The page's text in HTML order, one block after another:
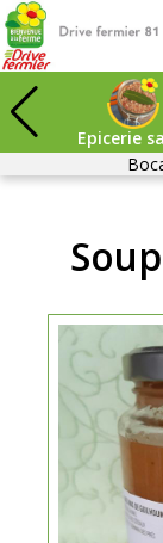
Epicerie